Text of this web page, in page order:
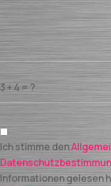
Ich stimme den
Informationen gelesen